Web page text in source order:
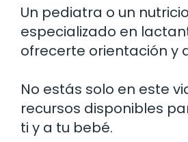
Un pediatra o un
especializado en
ofrecerte orientación y
No estás solo en este
recursos disponibles
ti y a tu bebé.